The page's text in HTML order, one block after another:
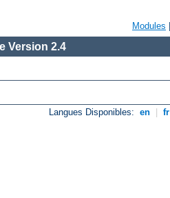
Modules
Version 2.4
Langues Disponibles: en fr